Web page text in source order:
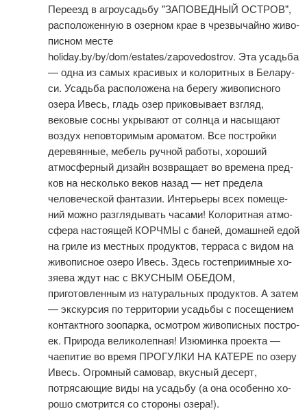
Пе­ре­езд в аг­ро­усадь­бу "ЗАПОВЕДНЫЙ ОСТРОВ",
рас­по­ло­жен­ную в озерном крае в чрез­вы­чай­но жи­во­
пис­ном ме­сте
holiday.by/by/dom/estates/zapovedostrov. Эта усадь­ба
— од­на из са­мых кра­си­вых и ко­ло­рит­ных в Бе­ла­ру­
си. Усадьба рас­по­ло­же­на на бе­ре­гу жи­во­пис­но­го
озе­ра Ивесь, гладь озер приковывает взгляд,
вековые сосны укрывают от солн­ца и насыщают
воз­дух неповторимым ароматом. Все постройки
деревянные, ме­бель руч­ной ра­бо­ты, хороший
атмосферный дизайн воз­вра­ща­ет во вре­ме­на пред­
ков на не­сколь­ко ве­ков на­зад — нет предела
человеческой фан­та­зии. Интерьеры всех по­ме­ще­
ний мож­но разглядывать ча­са­ми! Колоритная ат­мо­
сфе­ра настоящей КОРЧМЫ с баней, до­маш­ней едой
на гриле из ­мест­ных продуктов, терраса с ви­дом на
жи­во­пис­ное озе­ро Ивесь. Здесь гостеприимные хо­
зя­е­ва ждут нас с ВКУСНЫМ ОБЕДОМ,
приготовленным из натуральных продуктов. А затем
— экскурсия по тер­ри­то­рии усадь­бы с по­се­ще­ни­ем
контактного зоопарка, осмот­ром жи­во­пис­ных по­стро­
ек. Природа ве­ли­ко­леп­ная! Изюминка про­ек­та —
чаепитие во вре­мя ПРОГУЛКИ НА КАТЕРЕ по озе­ру
Ивесь. Огромный самовар, вкус­ный де­серт,
потрясающие ви­ды на усадь­бу (а она осо­бен­но хо­
ро­шо смотрится со сто­ро­ны озе­ра!).